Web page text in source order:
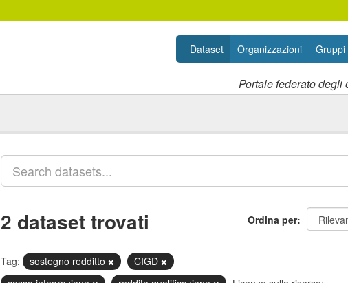
Portale federato degli
Dataset Organizzazioni Gruppi
Ordina per
2 dataset trovati
Tag: sostegno redditto
CIGD